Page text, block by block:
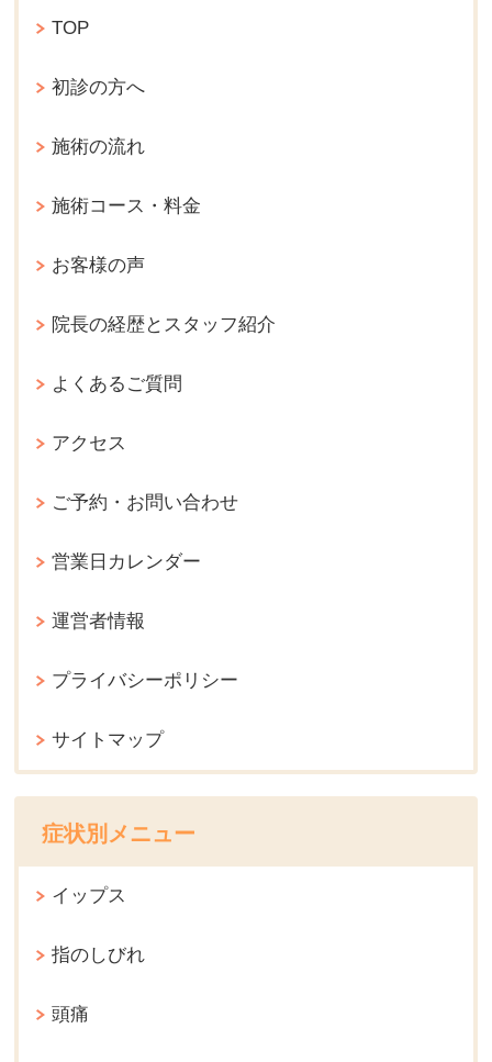
TOP
初診の方へ
施術の流れ
施術コース・料金
お客様の声
院長の経歴とスタッフ紹介
よくあるご質問
アクセス
ご予約・お問い合わせ
営業日カレンダー
運営者情報
プライバシーポリシー
サイトマップ
症状別メニュー
イップス
指のしびれ
頭痛